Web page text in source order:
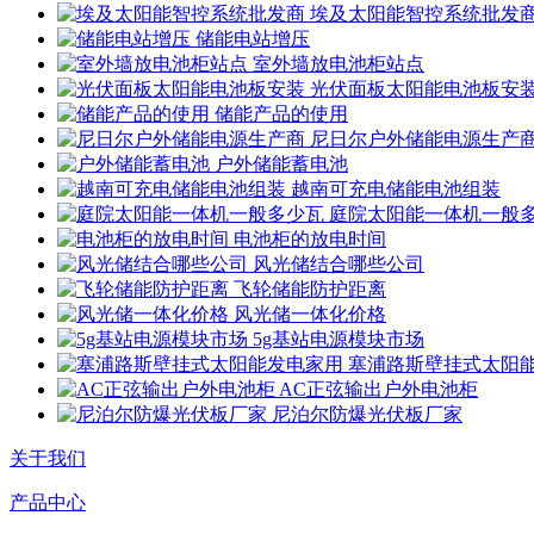
埃及太阳能智控系统批发
储能电站增压
室外墙放电池柜站点
光伏面板太阳能电池板安
储能产品的使用
尼日尔户外储能电源生产
户外储能蓄电池
越南可充电储能电池组装
庭院太阳能一体机一般
电池柜的放电时间
风光储结合哪些公司
飞轮储能防护距离
风光储一体化价格
5g基站电源模块市场
塞浦路斯壁挂式太阳
AC正弦输出户外电池柜
尼泊尔防爆光伏板厂家
关于我们
产品中心